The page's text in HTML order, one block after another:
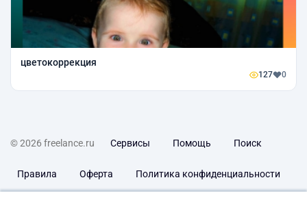
цветокоррекция
127 0
© 2026 freelance.ru Сервисы Помощь Поиск
Правила Оферта Политика конфиденциальности